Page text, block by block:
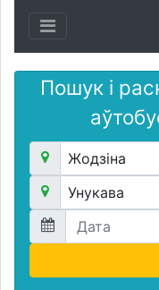
Toggle
Пошук і
Жодзіна
Унукава